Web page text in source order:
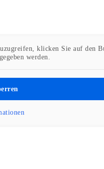
klicken Sie auf den
werden.